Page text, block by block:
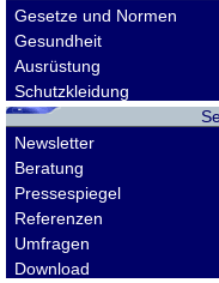
Gesetze und Normen
Gesundheit
Ausrüstung
Schutzkleidung
Newsletter
Beratung
Pressespiegel
Referenzen
Umfragen
Download